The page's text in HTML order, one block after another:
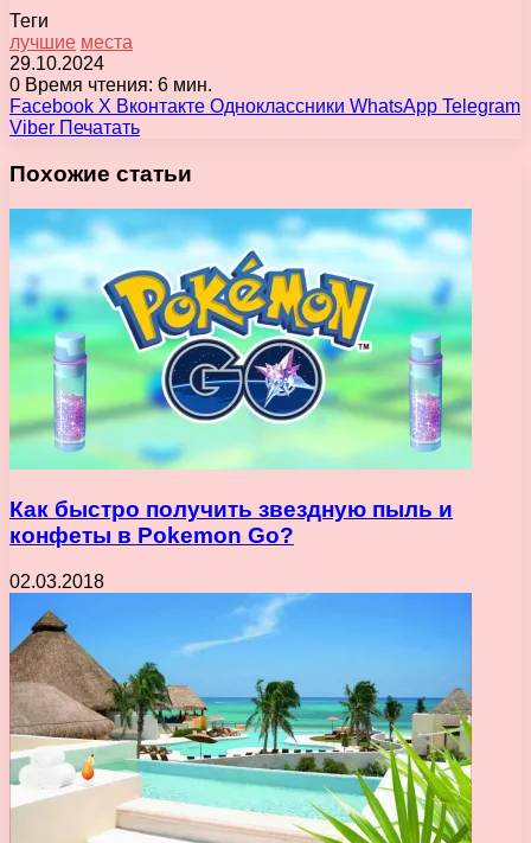
Теги
лучшие места
29.10.2024
0 Время чтения: 6 мин.
Facebook X Вконтакте Одноклассники WhatsApp Telegram
Viber Печатать
Похожие статьи
Как быстро получить звездную пыль и
конфеты в Pokemon Go?
02.03.2018